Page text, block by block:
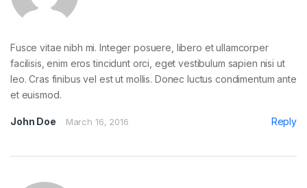
Fusce vitae nibh mi. Integer posuere, libero et ullamcorper
facilisis, enim eros tincidunt orci, eget vestibulum sapien nisi ut
leo. Cras finibus vel est ut mollis. Donec luctus condimentum ante
et euismod.
John Doe March 16, 2016 Reply